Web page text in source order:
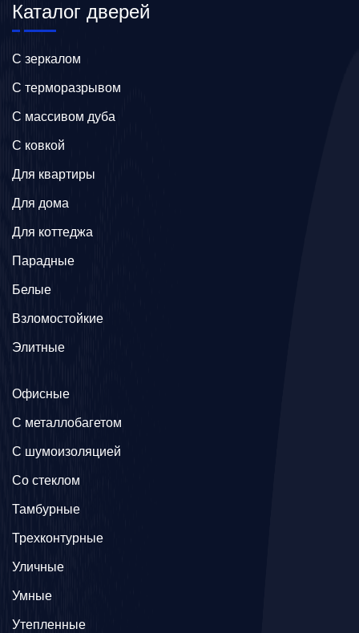
Каталог дверей
C зеркалом
C терморазрывом
C массивом дуба
C ковкой
Для квартиры
Для дома
Для коттеджа
Парадные
Белые
Взломостойкие
Элитные
Офисные
C металлобагетом
С шумоизоляцией
Со стеклом
Тамбурные
Трехконтурные
Уличные
Умные
Утепленные